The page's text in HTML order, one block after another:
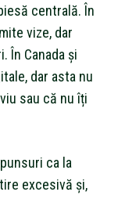
centrală. În
vize, dar
În Canada și
dar asta nu
sau că nu îți
ca la
excesivă și,